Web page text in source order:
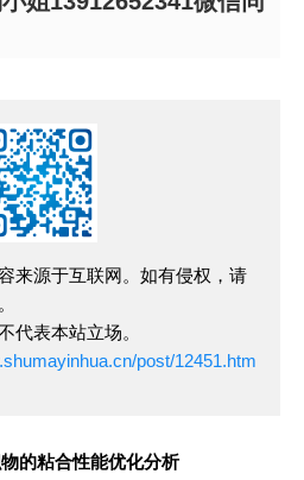
来源于互联网。如有侵权，请
代表本站立场。
post/12451.htm
的粘合性能优化分析